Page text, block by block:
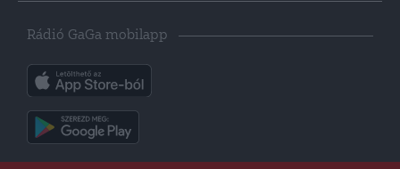
Rádió GaGa mobilapp